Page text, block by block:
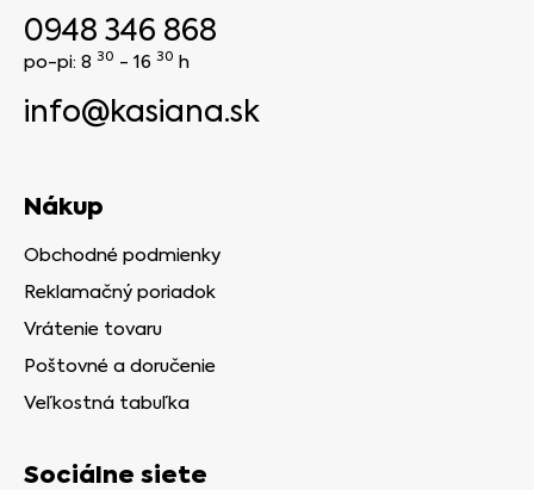
0948 346 868
po-pi: 8 30 - 16 30 h
info@kasiana.sk
Nákup
Obchodné podmienky
Reklamačný poriadok
Vrátenie tovaru
Poštovné a doručenie
Veľkostná tabuľka
Sociálne siete